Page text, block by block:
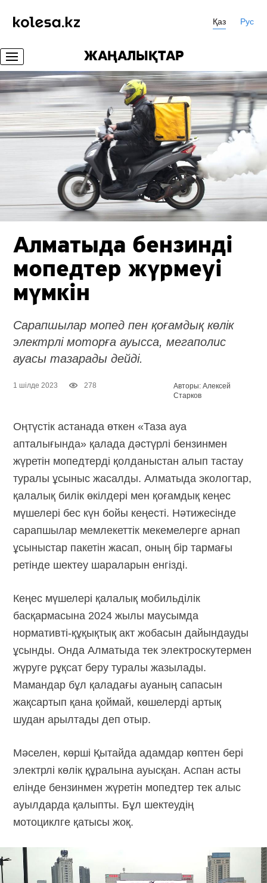
Қаз Рус
ЖАҢАЛЫҚТАР
Алматыда бензинді
мопедтер жүрмеуі
мүмкін
Сарапшылар мопед пен қоғамдық көлік
электрлі моторға ауысса, мегаполис
ауасы тазарады дейді.
1 шілде 2023 278
Авторы: Алексей
Старков
Оңтүстік астанада өткен «Таза ауа
апталығында» қалада дәстүрлі бензинмен
жүретін мопедтерді қолданыстан алып тастау
туралы ұсыныс жасалды. Алматыда экологтар,
қалалық билік өкілдері мен қоғамдық кеңес
мүшелері бес күн бойы кеңесті. Нәтижесінде
сарапшылар мемлекеттік мекемелерге арнап
ұсыныстар пакетін жасап, оның бір тармағы
ретінде шектеу шараларын енгізді.
Кеңес мүшелері қалалық мобильділік
басқармасына 2024 жылы маусымда
нормативті-құқықтық акт жобасын дайындауды
ұсынды. Онда Алматыда тек электроскутермен
жүруге рұқсат беру туралы жазылады.
Мамандар бұл қаладағы ауаның сапасын
жақсартып қана қоймай, көшелерді артық
шудан арылтады деп отыр.
Мәселен, көрші Қытайда адамдар көптен бері
электрлі көлік құралына ауысқан. Аспан асты
елінде бензинмен жүретін мопедтер тек алыс
ауылдарда қалыпты. Бұл шектеудің
мотоциклге қатысы жоқ.